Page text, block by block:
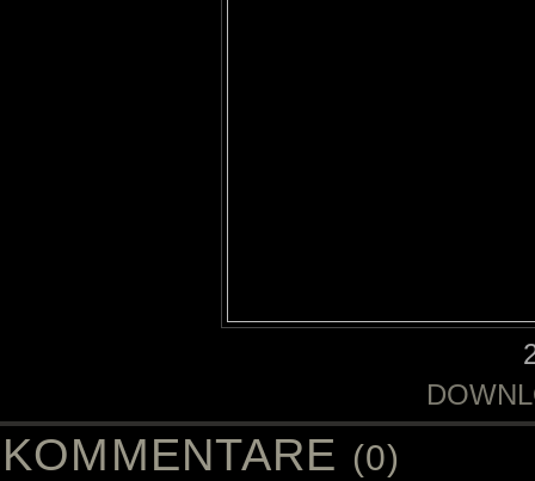
KOMMENTARE (0)